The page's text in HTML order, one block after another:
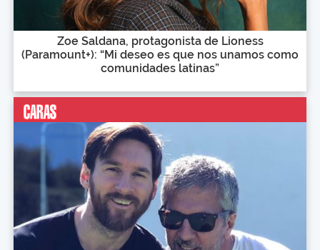
Zoe Saldana, protagonista de Lioness
(Paramount+): “Mi deseo es que nos unamos como
comunidades latinas”